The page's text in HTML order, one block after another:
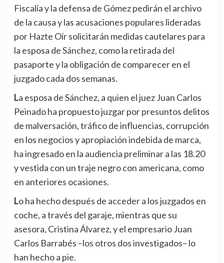
Fiscalía y la defensa de Gómez pedirán el archivo
de la causa y las acusaciones populares lideradas
por Hazte Oír solicitarán medidas cautelares para
la esposa de Sánchez, como la retirada del
pasaporte y la obligación de comparecer en el
juzgado cada dos semanas.
La esposa de Sánchez, a quien el juez Juan Carlos
Peinado ha propuesto juzgar por presuntos delitos
de malversación, tráfico de influencias, corrupción
en los negocios y apropiación indebida de marca,
ha ingresado en la audiencia preliminar a las 18.20
y vestida con un traje negro con americana, como
en anteriores ocasiones.
Lo ha hecho después de acceder a los juzgados en
coche, a través del garaje, mientras que su
asesora, Cristina Álvarez, y el empresario Juan
Carlos Barrabés –los otros dos investigados– lo
han hecho a pie.